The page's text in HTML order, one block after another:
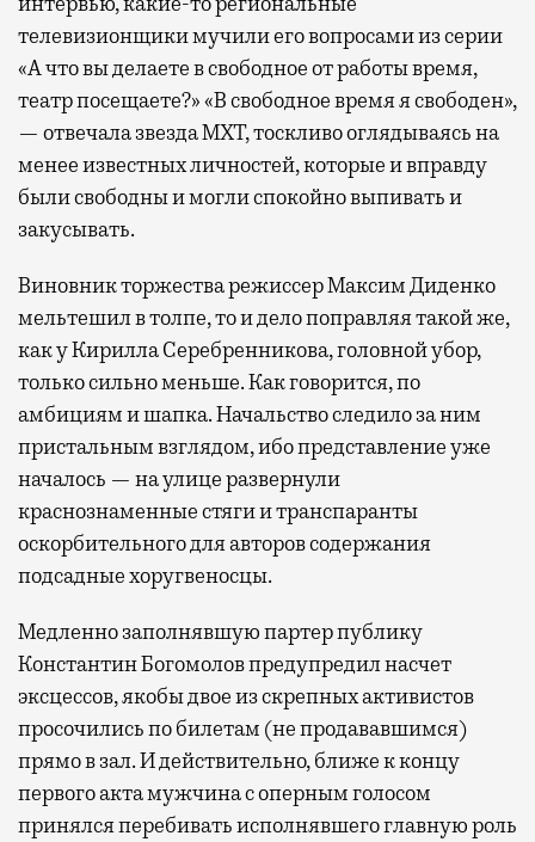
телевизионщики мучили его вопросами из серии
«А что вы делаете в свободное от работы время,
театр посещаете?» «В свободное время я свободен»,
— отвечала звезда МХТ, тоскливо оглядываясь на
менее известных личностей, которые и вправду
были свободны и могли спокойно выпивать и
закусывать.
Виновник торжества режиссер Максим Диденко
мельтешил в толпе, то и дело поправляя такой же,
как у Кирилла Серебренникова, головной убор,
только сильно меньше. Как говорится, по
амбициям и шапка. Начальство следило за ним
пристальным взглядом, ибо представление уже
началось — на улице развернули
краснознаменные стяги и транспаранты
оскорбительного для авторов содержания
подсадные хоругвеносцы.
Медленно заполнявшую партер публику
Константин Богомолов предупредил насчет
эксцессов, якобы двое из скрепных активистов
просочились по билетам (не продававшимся)
прямо в зал. И действительно, ближе к концу
первого акта мужчина с оперным голосом
принялся перебивать исполнявшего главную роль